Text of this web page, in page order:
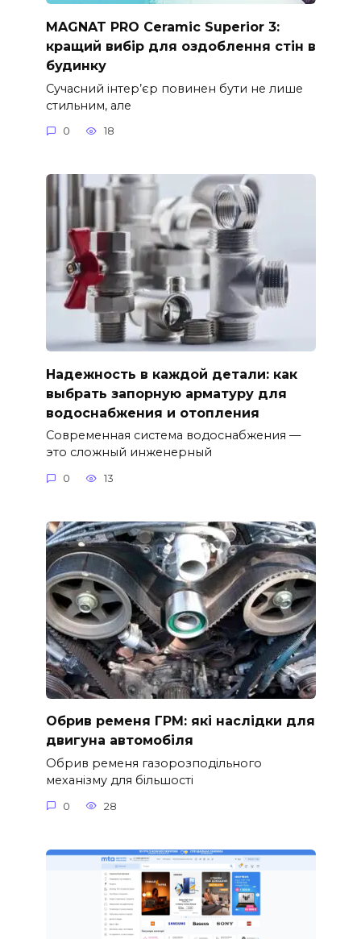
MAGNAT PRO Ceramic Superior 3:
кращий вибір для оздоблення стін в
будинку
Сучасний інтер’єр повинен бути не лише
стильним, але
0 18
Надежность в каждой детали: как
выбрать запорную арматуру для
водоснабжения и отопления
Современная система водоснабжения —
это сложный инженерный
0 13
Обрив ременя ГРМ: які наслідки для
двигуна автомобіля
Обрив ременя газорозподільного
механізму для більшості
0 28